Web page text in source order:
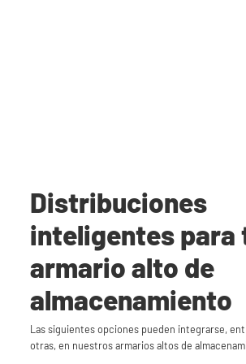
Distribuciones
inteligentes para
armario alto de
almacenamiento
Las siguientes opciones pueden integrarse,
otras, en nuestros armarios altos de